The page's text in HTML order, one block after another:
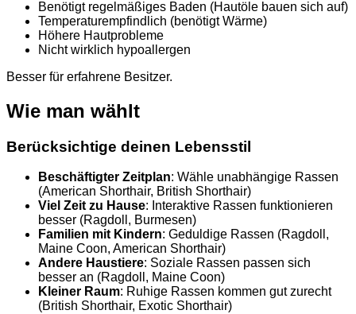
Benötigt regelmäßiges Baden (Hautöle bauen sich auf)
Temperaturempfindlich (benötigt Wärme)
Höhere Hautprobleme
Nicht wirklich hypoallergen
Besser für erfahrene Besitzer.
Wie man wählt
Berücksichtige deinen Lebensstil
Beschäftigter Zeitplan: Wähle unabhängige Rassen
(American Shorthair, British Shorthair)
Viel Zeit zu Hause: Interaktive Rassen funktionieren
besser (Ragdoll, Burmesen)
Familien mit Kindern: Geduldige Rassen (Ragdoll,
Maine Coon, American Shorthair)
Andere Haustiere: Soziale Rassen passen sich
besser an (Ragdoll, Maine Coon)
Kleiner Raum: Ruhige Rassen kommen gut zurecht
(British Shorthair, Exotic Shorthair)